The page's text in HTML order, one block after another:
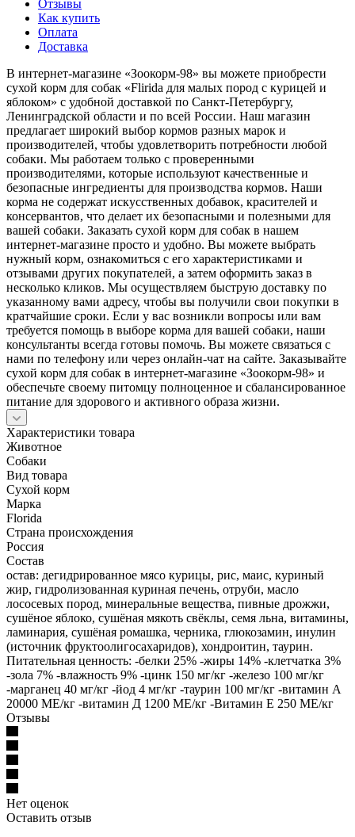
Отзывы
Как купить
Оплата
Доставка
В интернет-магазине «Зоокорм-98» вы можете приобрести
сухой корм для собак «Flirida для малых пород с курицей и
яблоком» с удобной доставкой по Санкт-Петербургу,
Ленинградской области и по всей России. Наш магазин
предлагает широкий выбор кормов разных марок и
производителей, чтобы удовлетворить потребности любой
собаки. Мы работаем только с проверенными
производителями, которые используют качественные и
безопасные ингредиенты для производства кормов. Наши
корма не содержат искусственных добавок, красителей и
консервантов, что делает их безопасными и полезными для
вашей собаки. Заказать сухой корм для собак в нашем
интернет-магазине просто и удобно. Вы можете выбрать
нужный корм, ознакомиться с его характеристиками и
отзывами других покупателей, а затем оформить заказ в
несколько кликов. Мы осуществляем быструю доставку по
указанному вами адресу, чтобы вы получили свои покупки в
кратчайшие сроки. Если у вас возникли вопросы или вам
требуется помощь в выборе корма для вашей собаки, наши
консультанты всегда готовы помочь. Вы можете связаться с
нами по телефону или через онлайн-чат на сайте. Заказывайте
сухой корм для собак в интернет-магазине «Зоокорм-98» и
обеспечьте своему питомцу полноценное и сбалансированное
питание для здорового и активного образа жизни.
Характеристики товара
Животное
Собаки
Вид товара
Сухой корм
Марка
Florida
Страна происхождения
Россия
Состав
остав: дегидрированное мясо курицы, рис, маис, куриный
жир, гидролизованная куриная печень, отруби, масло
лососевых пород, минеральные вещества, пивные дрожжи,
сушёное яблоко, сушёная мякоть свёклы, семя льна, витамины,
ламинария, сушёная ромашка, черника, глюкозамин, инулин
(источник фруктоолигосахаридов), хондроитин, таурин.
Питательная ценность: -белки 25% -жиры 14% -клетчатка 3%
-зола 7% -влажность 9% -цинк 150 мг/кг -железо 100 мг/кг
-марганец 40 мг/кг -йод 4 мг/кг -таурин 100 мг/кг -витамин А
20000 МЕ/кг -витамин Д 1200 МЕ/кг -Витамин Е 250 МЕ/кг
Отзывы
Нет оценок
Оставить отзыв